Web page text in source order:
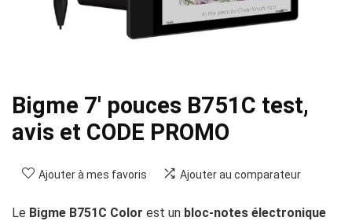
Bigme 7′ pouces B751C test,
avis et CODE PROMO
Ajouter à mes favoris Ajouter au comparateur
Le Bigme B751C Color est un bloc-notes électronique